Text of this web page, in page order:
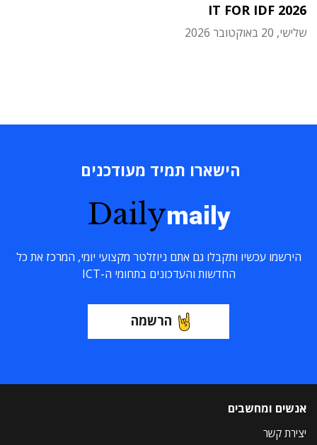
IT FOR IDF 2026
שלישי, 20 באוקטובר 2026
הישארו תמיד מעודכנים
Dailymaily
הירשמו עכשיו ותקבלו גם אתם ניוזלטר מקצועי יומי, המרכז את כל
החדשות והעדכונים בתחומי ה-ICT
הרשמה
אנשים ומחשבים
יצירת קשר